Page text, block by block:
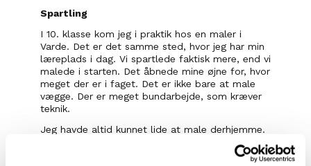
Spartling
I 10. klasse kom jeg i praktik hos en maler i
Varde. Det er det samme sted, hvor jeg har min
læreplads i dag. Vi spartlede faktisk mere, end vi
malede i starten. Det åbnede mine øjne for, hvor
meget der er i faget. Det er ikke bare at male
vægge. Der er meget bundarbejde, som kræver
teknik.
Jeg havde altid kunnet lide at male derhjemme.
Hvis vi skulle male noget, ville jeg gerne hjælpe
til. Så interessen har nok altid været der. Men